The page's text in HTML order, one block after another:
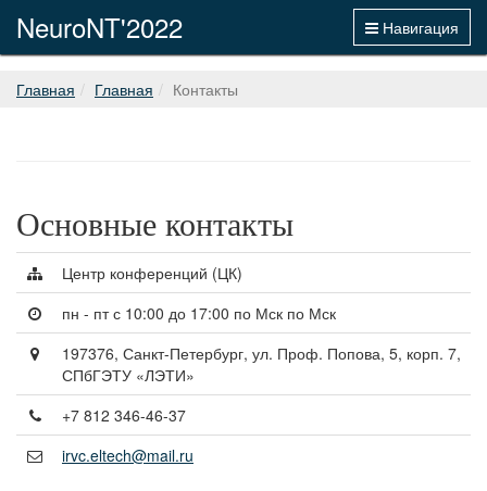
Навигация
NeuroNT'2022
Главная Главная Контакты
Основные контакты
Центр конференций (ЦК)
пн - пт с 10:00 до 17:00 по Мск по Мск
197376, Санкт-Петербург, ул. Проф. Попова, 5, корп. 7,
СПбГЭТУ «ЛЭТИ»
+7 812 346-46-37
irvc.eltech@mail.ru